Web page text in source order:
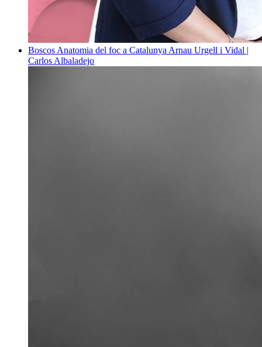
Boscos Anatomia del foc a Catalunya Arnau Urgell i Vidal |
Carlos Albaladejo